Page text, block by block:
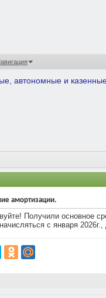
автономные и
амортизации.
Получили основное
с января